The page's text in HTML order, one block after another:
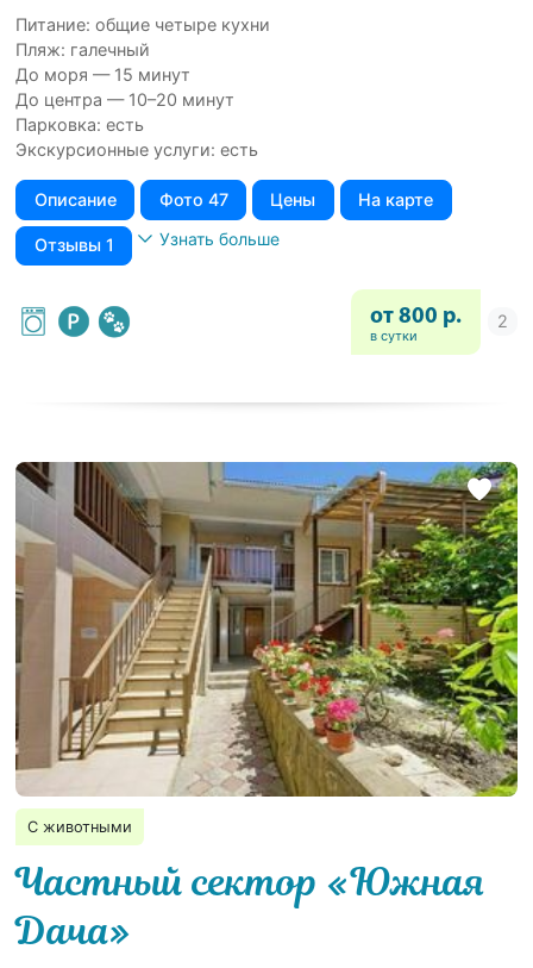
Питание: общие четыре кухни
Пляж: галечный
До моря — 15 минут
До центра — 10–20 минут
Парковка: есть
Экскурсионные услуги: есть
Описание Фото 47 Цены На карте
Отзывы 1 Узнать больше
от 800 р.
в сутки
С животными
Частный сектор «Южная
Дача»